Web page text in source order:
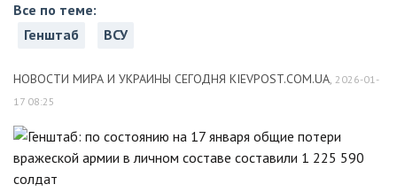
Все по теме:
Генштаб
ВСУ
НОВОСТИ МИРА И УКРАИНЫ СЕГОДНЯ KIEVPOST.COM.UA, 2026-01-
17 08:25